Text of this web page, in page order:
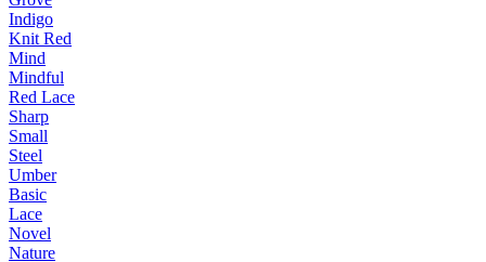
Indigo
Knit Red
Mind
Mindful
Red Lace
Sharp
Small
Steel
Umber
Basic
Lace
Novel
Nature